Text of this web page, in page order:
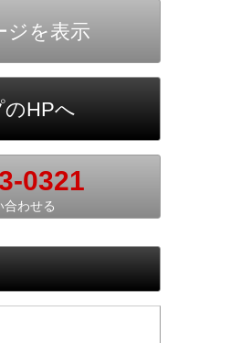
0321
合わせる